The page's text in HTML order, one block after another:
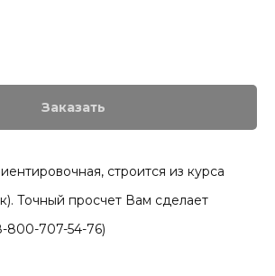
Заказать
строится из курса
Точный просчет Вам сделает
800-707-54-76)